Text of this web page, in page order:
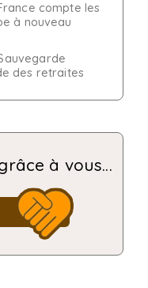
compte les
à nouveau
des retraites
à vous...